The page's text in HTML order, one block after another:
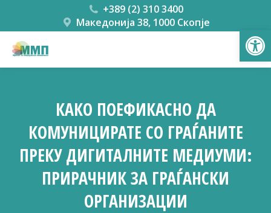
+389 (2) 310 3400
Македонија 38, 1000 Скопје
КАКО ПОЕФИКАСНО ДА
КОМУНИЦИРАТЕ СО ГРАЃАНИТЕ
ПРЕКУ ДИГИТАЛНИТЕ МЕДИУМИ:
ПРИРАЧНИК ЗА ГРАЃАНСКИ
ОРГАНИЗАЦИИ